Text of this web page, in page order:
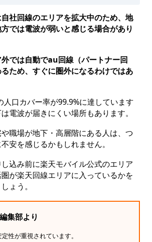
社回線のエリアを拡大中のため、地
では電波が弱いと感じる場合があり
では自動でau回線（パートナー回
ため、すぐに圏外になるわけではあ
人口カバー率が99.9%に達しています
電波が届きにくい場所もあります。
職場が地下・高層階にある人は、つ
安を感じるかもしれません。
込み前に楽天モバイル公式のエリア
が楽天回線エリアに入っているかを
ょう。
集部より
性が重視されています。